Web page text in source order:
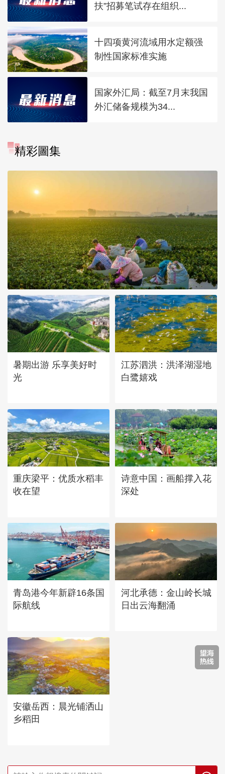
扶”招募笔试存在组织...
十四项黄河流域用水定额强
制性国家标准实施
国家外汇局：截至7月末我国
外汇储备规模为34...
精彩圖集
立秋近 采菱忙
暑期出游 乐享美好时
光
江苏泗洪：洪泽湖湿地
白鹭嬉戏
重庆梁平：优质水稻丰
收在望
诗意中国：画船撑入花
深处
青岛港今年新辟16条国
际航线
河北承德：金山岭长城
日出云海翻涌
安徽岳西：晨光铺洒山
乡稻田